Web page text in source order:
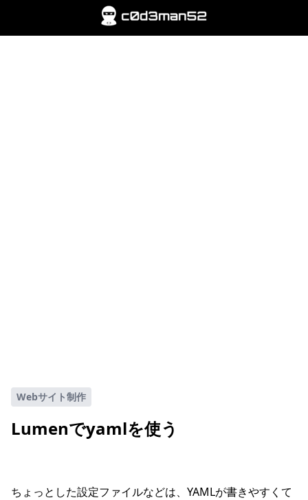
Webサイト制作
Lumenでyamlを使う
ちょっとした設定ファイルなどは、YAMLが書きやすくて